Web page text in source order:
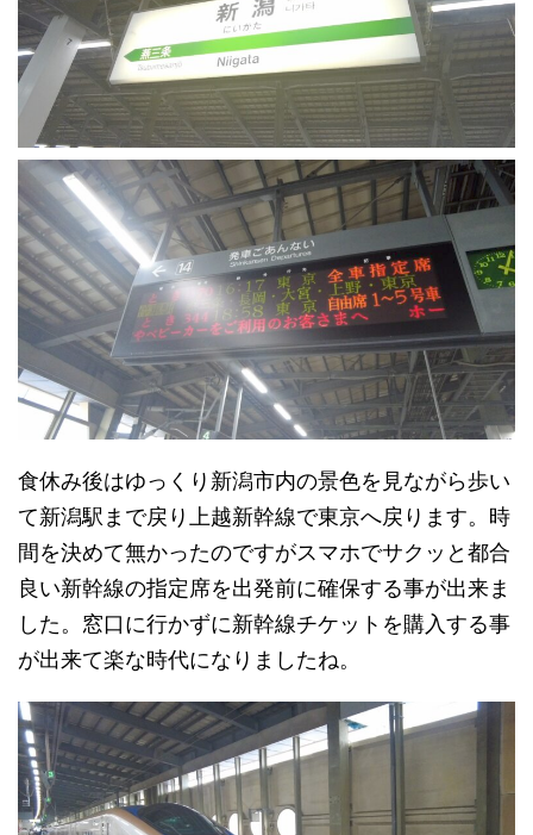
食休み後はゆっくり新潟市内の景色を見ながら歩い
て新潟駅まで戻り上越新幹線で東京へ戻ります。時
間を決めて無かったのですがスマホでサクッと都合
良い新幹線の指定席を出発前に確保する事が出来ま
した。窓口に行かずに新幹線チケットを購入する事
が出来て楽な時代になりましたね。